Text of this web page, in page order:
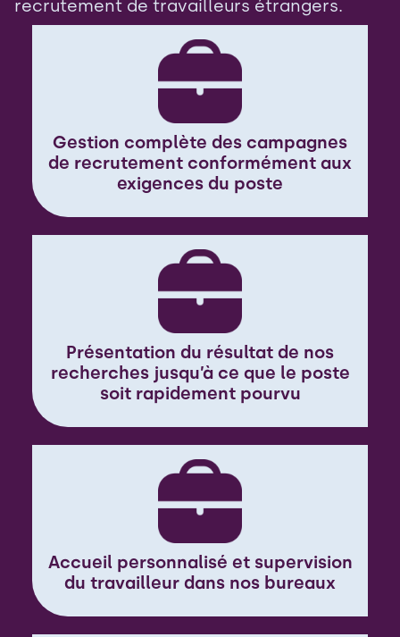
recrutement de travailleurs étrangers.
Gestion complète des campagnes
de recrutement conformément aux
exigences du poste
Présentation du résultat de nos
recherches jusqu’à ce que le poste
soit rapidement pourvu
Accueil personnalisé et supervision
du travailleur dans nos bureaux